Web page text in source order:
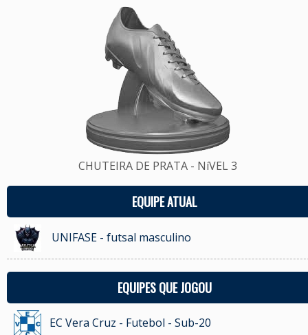
CHUTEIRA DE PRATA - NíVEL 3
EQUIPE ATUAL
UNIFASE - futsal masculino
EQUIPES QUE JOGOU
EC Vera Cruz - Futebol - Sub-20